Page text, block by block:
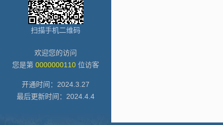
扫描手机二维码
欢迎您的访问
您是第 0000000110 位访客
开通时间： 2024 3 27
最后更新时间： 2024 4 4